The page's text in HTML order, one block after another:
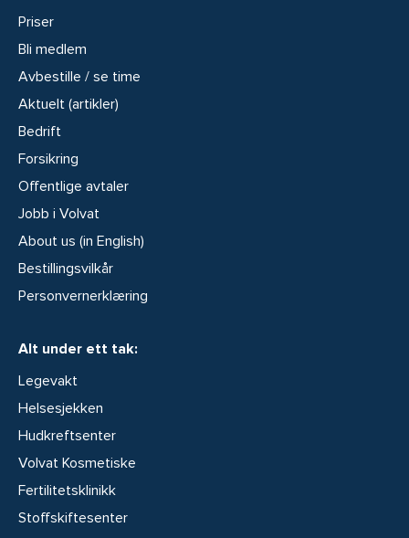
Priser
Bli medlem
Avbestille / se time
Aktuelt (artikler)
Bedrift
Forsikring
Offentlige avtaler
Jobb i Volvat
About us (in English)
Bestillingsvilkår
Personvernerklæring
Alt under ett tak:
Legevakt
Helsesjekken
Hudkreftsenter
Volvat Kosmetiske
Fertilitetsklinikk
Stoffskiftesenter